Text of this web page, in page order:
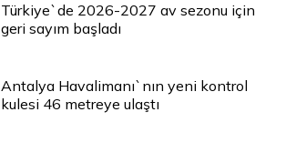
Türkiye`de 2026-2027 av sezonu için
geri sayım başladı
Antalya Havalimanı`nın yeni kontrol
kulesi 46 metreye ulaştı